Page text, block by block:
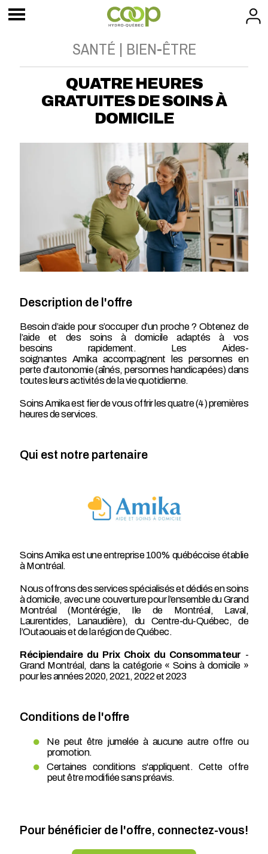
SANTÉ | BIEN-ÊTRE
QUATRE HEURES
GRATUITES DE SOINS À
DOMICILE
Description de l'offre
Besoin d’aide pour s’occuper d’un proche ? Obtenez de
l’aide et des soins à domicile adaptés à vos
besoins rapidement. Les Aides-
soignantes Amika accompagnent les personnes en
perte d’autonomie (aînés, personnes handicapées) dans
toutes leurs activités de la vie quotidienne.
Soins Amika est fier de vous offrir les quatre (4) premières
heures de services.
Qui est notre partenaire
Soins Amika est une entreprise 100% québécoise établie
à Montréal.
Nous offrons des services spécialisés et dédiés en soins
à domicile, avec une couverture pour l’ensemble du Grand
Montréal (Montérégie, Ile de Montréal, Laval,
Laurentides, Lanaudière), du Centre-du-Québec, de
l’Outaouais et de la région de Québec.
Récipiendaire du Prix Choix du Consommateur -
Grand Montréal, dans la catégorie « Soins à domicile »
pour les années 2020, 2021, 2022 et 2023
Conditions de l'offre
Ne peut être jumelée à aucune autre offre ou
promotion.
Certaines conditions s'appliquent. Cette offre
peut être modifiée sans préavis.
Pour bénéficier de l'offre, connectez-vous!